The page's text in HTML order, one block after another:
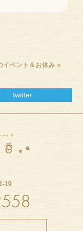
イベント＆お休み»
twitter
19